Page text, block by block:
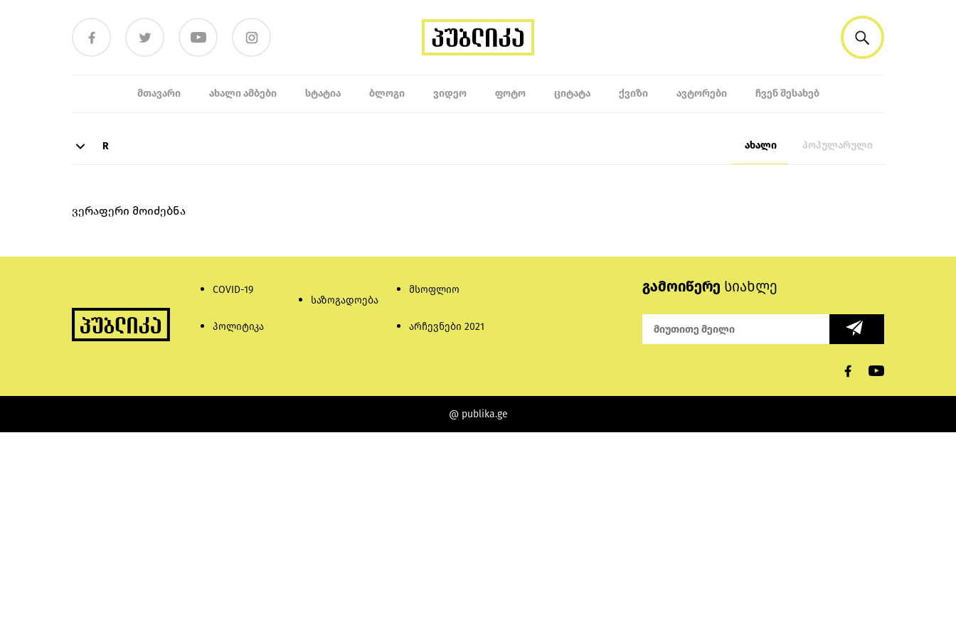
ᲛᲗᲐᲕᲐᲠᲘ ᲐᲮᲐᲚᲘ ᲐᲛᲑᲔᲑᲘ ᲡᲢᲐᲢᲘᲐ ᲑᲚᲝᲒᲘ ᲕᲘᲓᲔᲝ ᲤᲝᲢᲝ ᲪᲘᲢᲐᲢᲐ ᲥᲕᲘᲖᲘ ᲐᲕᲢᲝᲠᲔᲑᲘ ᲩᲕᲔᲜ ᲨᲔᲡᲐᲮᲔᲑ
R ახალი პოპულარული
ვერაფერი მოიძებნა
COVID-19
პოლიტიკა
საზოგადოება
მსოფლიო
არჩევნები 2021
გამოიწერე სიახლე
@ publika.ge